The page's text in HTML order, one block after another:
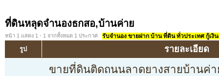
ที่ดินหลุดจำนองธกสอ,บ้านค่าย
หน้า 1 แสดง 1 - 1 จากทั้งหมด 1 ประกาศ รับจำนอง ขายฝาก บ้าน ที่ดิน ทั่วประเทศ กู้เงิ
รูป รายละเอียด
ขายที่ดินติดถนนลาดยางสายบ้านค่